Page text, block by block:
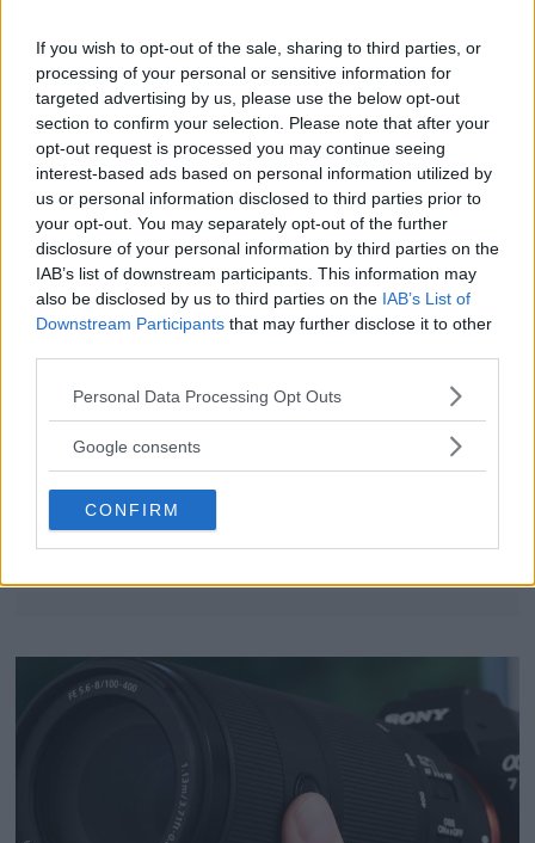
If you wish to opt-out of the sale, sharing to third parties, or
processing of your personal or sensitive information for
targeted advertising by us, please use the below opt-out
section to confirm your selection. Please note that after your
opt-out request is processed you may continue seeing
interest-based ads based on personal information utilized by
us or personal information disclosed to third parties prior to
your opt-out. You may separately opt-out of the further
disclosure of your personal information by third parties on the
IAB’s list of downstream participants. This information may
also be disclosed by us to third parties on the IAB’s List of
Downstream Participants that may further disclose it to other
Please note that this website/app uses one or more Google
not limited to your visit or usage behaviour. You may click to
use your data for below specified purposes in below Google
consent section.
Personal Data Processing Opt Outs
Google consents
CONFIRM
Lund & Stockholm
Sony FE 100-400mm F5,6-8
OSS – lätt telezoom för
fågel, sport & natur
Anna W Thorbjörnsson –
naket med integritet
Sony RX10 V – ny
superzoom med 24–
600mm & AI-autofokus